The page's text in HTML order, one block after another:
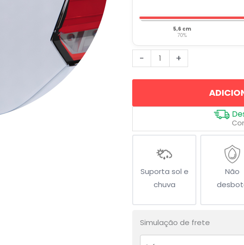
5,6 cm
70%
-
Mulher
Jogadora
de
quantidade
+
Suporta sol e
chuva
Não
Simulação de frete